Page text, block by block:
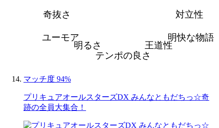
対立性
明快な物語
王道性
テンポの良さ
明るさ
ユーモア
奇抜さ
マッチ度 94%
プリキュアオールスターズDX みんなともだちっ☆奇
跡の全員大集合！